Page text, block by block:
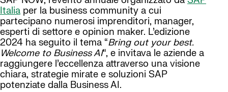
Italia per la business community a cui
partecipano numerosi imprenditori, manager,
esperti di settore e opinion maker. L’edizione
2024 ha seguito il tema “Bring out your best.
Welcome to Business AI“, e invitava le aziende a
raggiungere l’eccellenza attraverso una visione
chiara, strategie mirate e soluzioni SAP
potenziate dalla Business AI.